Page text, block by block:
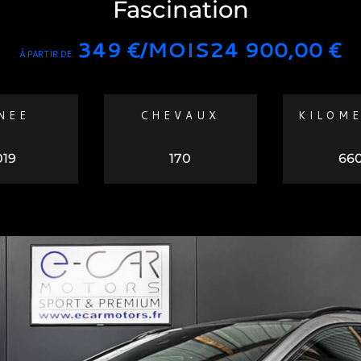
Fascination
À PARTIR DE 349 €/MOIS24 900,00 €
CHEVAUX
170